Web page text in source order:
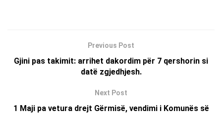
Previous Post
Gjini pas takimit: arrihet dakordim për 7 qershorin si
datë zgjedhjesh.
Next Post
1 Maji pa vetura drejt Gërmisë, vendimi i Komunës së